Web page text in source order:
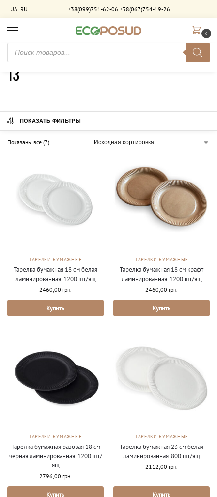
UA RU +38(099)751-62-06 +38(067)754-19-26
0
Главная / Товар Висота (мм)
13
ПОКАЗАТЬ ФИЛЬТРЫ
Показаны все (7)
ТАРЕЛКИ БУМАЖНЫЕ
Тарелка бумажная 18 см белая
ламинированная. 1200 шт/ящ
2460,00 грн.
Купить
ТАРЕЛКИ БУМАЖНЫЕ
Тарелка бумажная 18 см крафт
ламинированная. 1200 шт/ящ
2460,00 грн.
Купить
ТАРЕЛКИ БУМАЖНЫЕ
Тарелка бумажная разовая 18 см
черная ламинированная. 1200 шт/
ящ
2796,00 грн.
Купить
ТАРЕЛКИ БУМАЖНЫЕ
Тарелка бумажная 23 см белая
ламинированная. 800 шт/ящ
2112,00 грн.
Купить